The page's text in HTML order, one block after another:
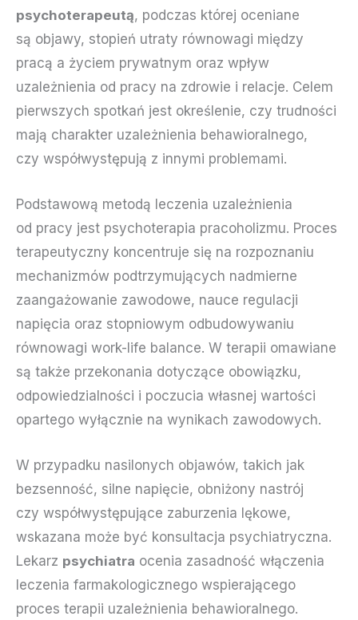
psychoterapeutą, podczas której oceniane
są objawy, stopień utraty równowagi między
pracą a życiem prywatnym oraz wpływ
uzależnienia od pracy na zdrowie i relacje. Celem
pierwszych spotkań jest określenie, czy trudności
mają charakter uzależnienia behawioralnego,
czy współwystępują z innymi problemami.
Podstawową metodą leczenia uzależnienia
od pracy jest psychoterapia pracoholizmu. Proces
terapeutyczny koncentruje się na rozpoznaniu
mechanizmów podtrzymujących nadmierne
zaangażowanie zawodowe, nauce regulacji
napięcia oraz stopniowym odbudowywaniu
równowagi work-life balance. W terapii omawiane
są także przekonania dotyczące obowiązku,
odpowiedzialności i poczucia własnej wartości
opartego wyłącznie na wynikach zawodowych.
W przypadku nasilonych objawów, takich jak
bezsenność, silne napięcie, obniżony nastrój
czy współwystępujące zaburzenia lękowe,
wskazana może być konsultacja psychiatryczna.
Lekarz psychiatra ocenia zasadność włączenia
leczenia farmakologicznego wspierającego
proces terapii uzależnienia behawioralnego.